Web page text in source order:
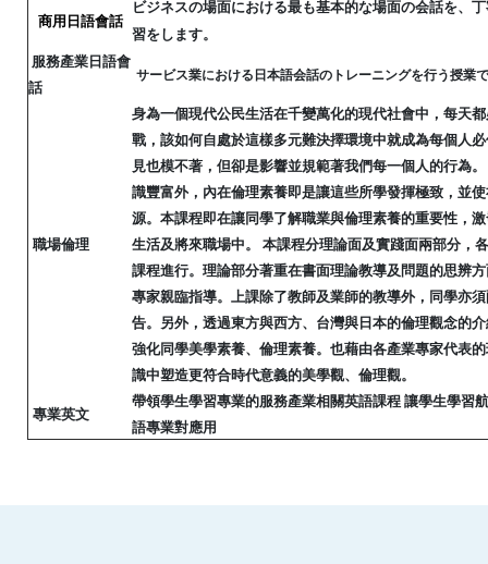
商用日語會話
ビジネスの場面における最も基本的な場面の会話を、
習をします。
服務產業日語會
話
サービス業における日本語会話のトレーニングを行う授業
職場倫理
身為一個現代公民生活在千變萬化的現代社會中，每天
戰，該如何自處於這樣多元難決擇環境中就成為每個人
見也模不著，但卻是影響並規範著我們每一個人的行為
識豐富外，內在倫理素養即是讓這些所學發揮極致，並
源。本課程即在讓同學了解職業與倫理素養的重要性，
生活及將來職場中。 本課程分理論面及實踐面兩部分，
課程進行。理論部分著重在書面理論教導及問題的思辨
專家親臨指導。上課除了教師及業師的教導外，同學亦
告。另外，透過東方與西方、台灣與日本的倫理觀念的
強化同學美學素養、倫理素養。也藉由各產業專家代表
識中塑造更符合時代意義的美學觀、倫理觀。
專業英文
帶領學生學習專業的服務產業相關英語課程 讓學生學習
語專業對應用